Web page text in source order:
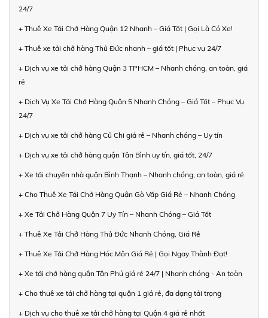
24/7
+ Thuê Xe Tải Chở Hàng Quận 12 Nhanh – Giá Tốt | Gọi Là Có Xe!
+ Thuê xe tải chở hàng Thủ Đức nhanh – giá tốt | Phục vụ 24/7
+ Dịch vụ xe tải chở hàng Quận 3 TPHCM – Nhanh chóng, an toàn, giá
rẻ
+ Dịch Vụ Xe Tải Chở Hàng Quận 5 Nhanh Chóng – Giá Tốt – Phục Vụ
24/7
+ Dịch vụ xe tải chở hàng Củ Chi giá rẻ – Nhanh chóng – Uy tín
+ Dịch vụ xe tải chở hàng quận Tân Bình uy tín, giá tốt, 24/7
+ Xe tải chuyển nhà quận Bình Thạnh – Nhanh chóng, an toàn, giá rẻ
+ Cho Thuê Xe Tải Chở Hàng Quận Gò Vấp Giá Rẻ – Nhanh Chóng
+ Xe Tải Chở Hàng Quận 7 Uy Tín – Nhanh Chóng – Giá Tốt
+ Thuê Xe Tải Chở Hàng Thủ Đức Nhanh Chóng, Giá Rẻ
+ Thuê Xe Tải Chở Hàng Hóc Môn Giá Rẻ | Gọi Ngay Thành Đạt!
+ Xe tải chở hàng quận Tân Phú giá rẻ 24/7 | Nhanh chóng - An toàn
+ Cho thuê xe tải chở hàng tại quận 1 giá rẻ, đa dạng tải trọng
+ Dịch vụ cho thuê xe tải chở hàng tại Quận 4 giá rẻ nhất